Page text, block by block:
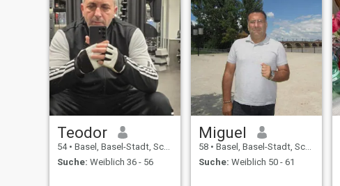
Teodor
54 • Basel, Basel-Stadt, Schweiz
Suche: Weiblich 36 - 56
Miguel
58 • Basel, Basel-Stadt, Schweiz
Suche: Weiblich 50 - 61